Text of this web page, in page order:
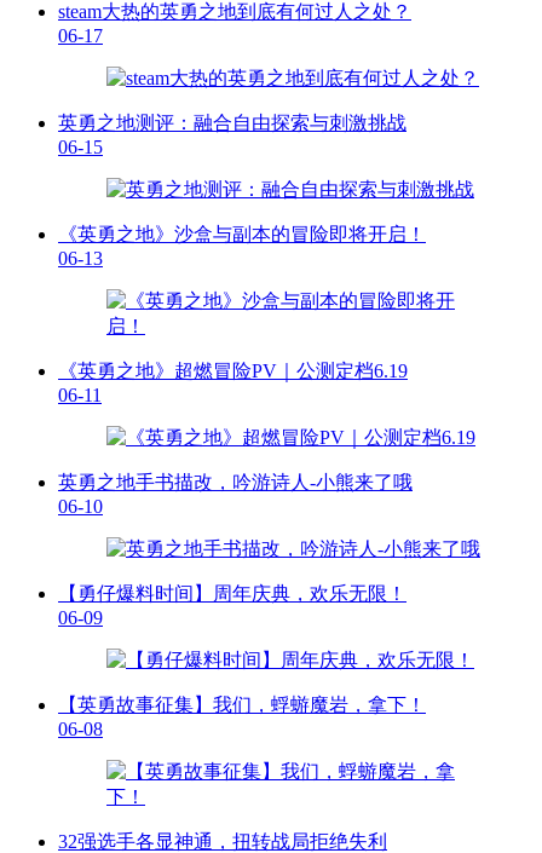
steam大热的英勇之地到底有何过人之处？
06-17
英勇之地测评：融合自由探索与刺激挑战
06-15
《英勇之地》沙盒与副本的冒险即将开启！
06-13
《英勇之地》超燃冒险PV｜公测定档6.19
06-11
英勇之地手书描改，吟游诗人-小熊来了哦
06-10
【勇仔爆料时间】周年庆典，欢乐无限！
06-09
【英勇故事征集】我们，蜉蝣魔岩，拿下！
06-08
32强选手各显神通，扭转战局拒绝失利